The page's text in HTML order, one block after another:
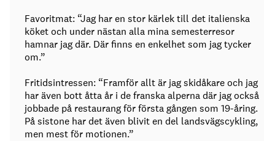
Favoritmat: “Jag har en stor kärlek till det italienska
köket och under nästan alla mina semesterresor
hamnar jag där. Där finns en enkelhet som jag tycker
om.”
Fritidsintressen: “Framför allt är jag skidåkare och jag
har även bott åtta år i de franska alperna där jag också
jobbade på restaurang för första gången som 19-åring.
På sistone har det även blivit en del landsvägscykling,
men mest för motionen.”